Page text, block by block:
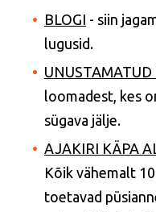
BLOGI - siin
lugusid.
UNUSTAMATUD
loomadest, kes
sügava jälje.
AJAKIRI KÄPA
Kõik vähemalt
toetavad